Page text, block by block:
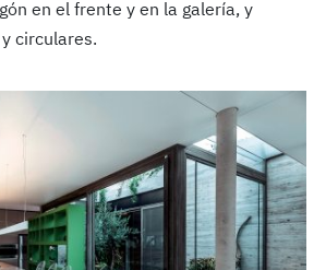
en el frente y en la galería, y
circulares.